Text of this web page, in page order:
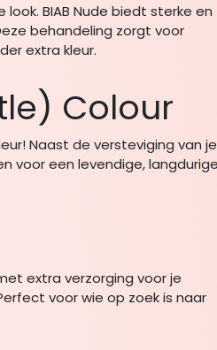
BIAB Nude biedt sterke en
behandeling zorgt voor
extra kleur.
Colour
Naast de versteviging van je
voor een levendige, langdurige
extra verzorging voor je
voor wie op zoek is naar